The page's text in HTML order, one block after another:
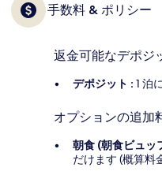
手数料 & ポリシー
返金可能なデポジ
デポジット : 1 泊
オプションの追加
朝食 (朝食ビュッ
だけます (概算料